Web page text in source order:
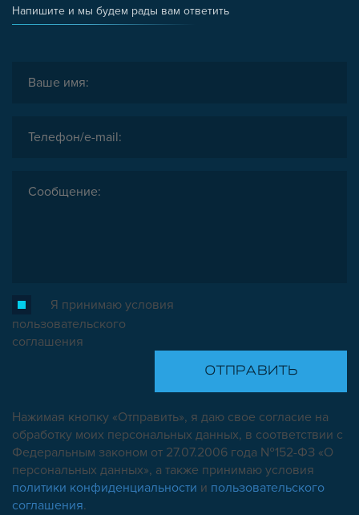
ШАРНИРНЫЕ И ПОДВИЖНЫЕ СОЕДИНИТЕЛИ
ПЕТЛИ, РУЧКИ, ЗАМКИ, ЗАЩЕЛКИ
ОПОРЫ, ПОДВЕСЫ
КОЛЁСА
Напишите и мы будем рады вам ответить
Я принимаю условия
пользовательского
соглашения
Нажимая кнопку «Отправить», я даю свое согласие на
обработку моих персональных данных, в соответствии с
Федеральным законом от 27.07.2006 года №152-ФЗ «О
персональных данных», а также принимаю условия
политики конфиденциальности и пользовательского
соглашения.